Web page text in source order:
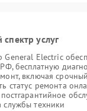
услуг
Electric
бесплатную
включая
статус ремонта
постгарантийное
службы техники